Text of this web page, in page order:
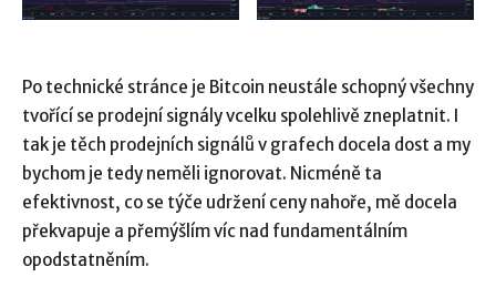
Po technické stránce je Bitcoin neustále schopný všechny
tvořící se prodejní signály vcelku spolehlivě zneplatnit. I
tak je těch prodejních signálů v grafech docela dost a my
bychom je tedy neměli ignorovat. Nicméně ta
efektivnost, co se týče udržení ceny nahoře, mě docela
překvapuje a přemýšlím víc nad fundamentálním
opodstatněním.